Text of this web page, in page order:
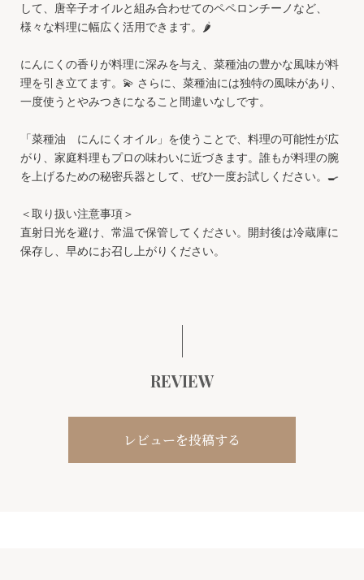
して、唐辛子オイルと組み合わせてのペペロンチーノなど、
様々な料理に幅広く活用できます。🌶️
にんにくの香りが料理に深みを与え、菜種油の豊かな風味が料
理を引き立てます。💫 さらに、菜種油には独特の風味があり、
一度使うとやみつきになること間違いなしです。
「菜種油 にんにくオイル」を使うことで、料理の可能性が広
がり、家庭料理もプロの味わいに近づきます。誰もが料理の腕
を上げるための秘密兵器として、ぜひ一度お試しください。🍳
＜取り扱い注意事項＞
直射日光を避け、常温で保管してください。開封後は冷蔵庫に
保存し、早めにお召し上がりください。
REVIEW
レビューを投稿する